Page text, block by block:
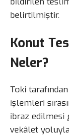
belirtilmiştir.
Konut
Neler?
Toki
işlemleri
ibraz edilmesi
vekâlet